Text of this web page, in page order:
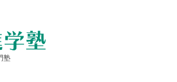
塾